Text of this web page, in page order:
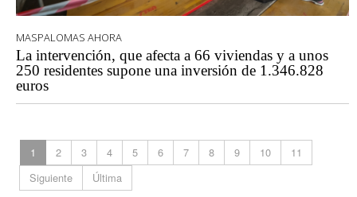
MASPALOMAS AHORA
La intervención, que afecta a 66 viviendas y a unos
250 residentes supone una inversión de 1.346.828
euros
1 2 3 4 5 6 7 8 9 10
11
Siguiente
Última